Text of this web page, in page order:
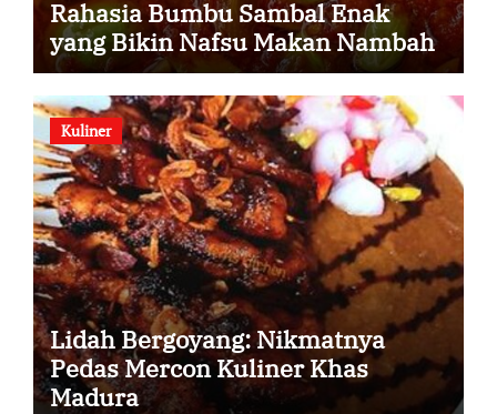
Rahasia Bumbu Sambal Enak
yang Bikin Nafsu Makan Nambah
Kuliner
Lidah Bergoyang: Nikmatnya
Pedas Mercon Kuliner Khas
Madura